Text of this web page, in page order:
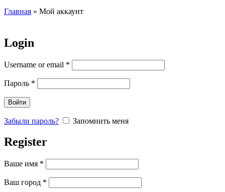
Главная » Мой аккаунт
Login
Username or email *
Пароль *
Войти
Забыли пароль? Запомнить меня
Register
Ваше имя *
Ваш город *